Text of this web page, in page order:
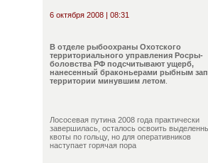
6 октября 2008 | 08:31
В отделе рыбоохраны Охотского
территориального управления Росры-
боловства РФ подсчитывают ущерб,
нанесенный браконьерами рыбным
территории минувшим летом
Лососевая путина 2008 года практически
завершилась, осталось освоить
квоты по гольцу, но для оперативников
наступает горячая пора